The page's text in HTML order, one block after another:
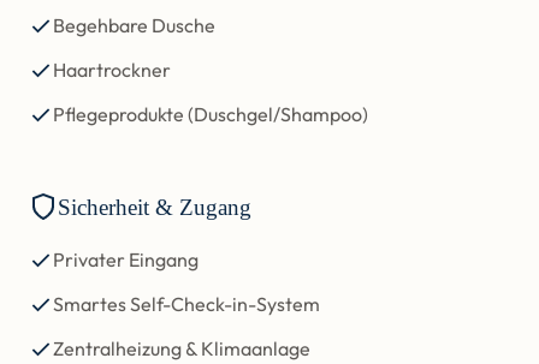
Begehbare Dusche
Haartrockner
Pflegeprodukte (Duschgel/Shampoo)
Sicherheit & Zugang
Privater Eingang
Smartes Self-Check-in-System
Zentralheizung & Klimaanlage